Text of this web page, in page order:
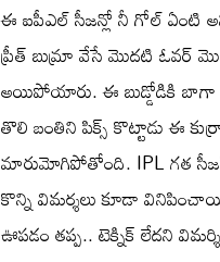
ఈ ఐపీఎల్ సీజన్లో నీ గోల్ ఏంటి
ప్రీత్ బుమ్రా వేసే మొదటి ఓవర్
అయిపోయారు. ఈ బుడ్డోడికి బాగా
తొలి బంతిని పిక్స్ కొట్టాడు ఈ
మారుమోగిపోతోంది. IPL గత
కొన్ని విమర్శలు కూడా
ఊపడం తప్ప.. టెక్నిక్‌ లేదని